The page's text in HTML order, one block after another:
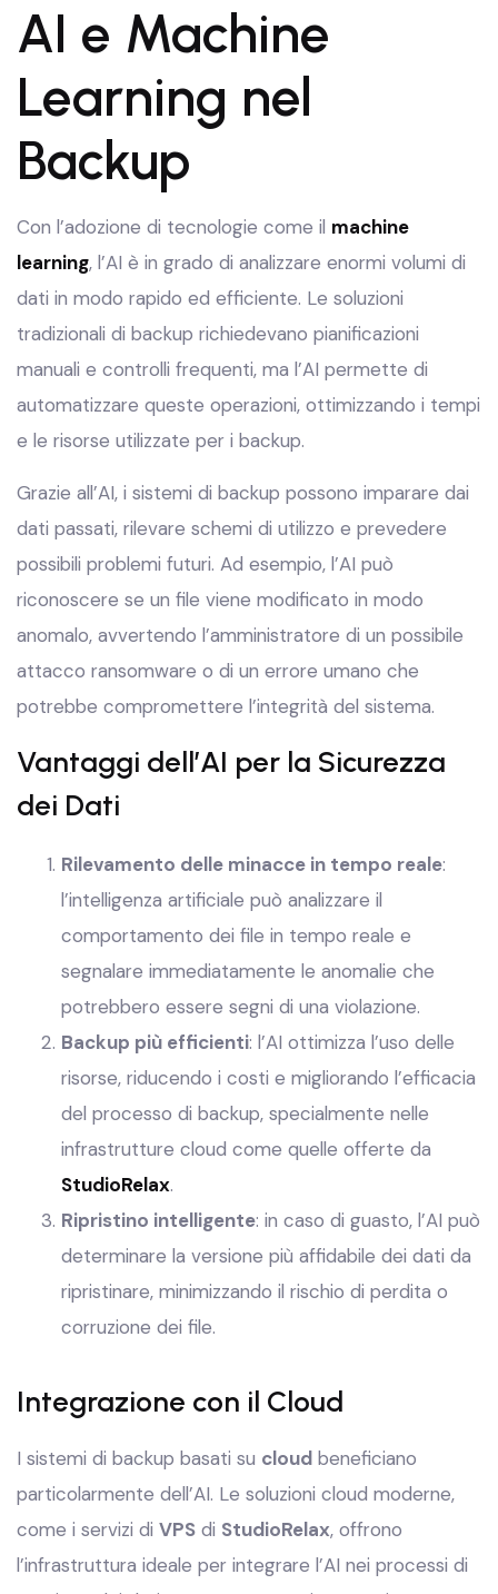
AI e Machine
Learning nel
Backup
Con l’adozione di tecnologie come il machine
learning, l’AI è in grado di analizzare enormi volumi di
dati in modo rapido ed efficiente. Le soluzioni
tradizionali di backup richiedevano pianificazioni
manuali e controlli frequenti, ma l’AI permette di
automatizzare queste operazioni, ottimizzando i tempi
e le risorse utilizzate per i backup.
Grazie all’AI, i sistemi di backup possono imparare dai
dati passati, rilevare schemi di utilizzo e prevedere
possibili problemi futuri. Ad esempio, l’AI può
riconoscere se un file viene modificato in modo
anomalo, avvertendo l’amministratore di un possibile
attacco ransomware o di un errore umano che
potrebbe compromettere l’integrità del sistema.
Vantaggi dell’AI per la Sicurezza
dei Dati
Rilevamento delle minacce in tempo reale:
l’intelligenza artificiale può analizzare il
comportamento dei file in tempo reale e
segnalare immediatamente le anomalie che
potrebbero essere segni di una violazione.
Backup più efficienti: l’AI ottimizza l’uso delle
risorse, riducendo i costi e migliorando l’efficacia
del processo di backup, specialmente nelle
infrastrutture cloud come quelle offerte da
StudioRelax.
Ripristino intelligente: in caso di guasto, l’AI può
determinare la versione più affidabile dei dati da
ripristinare, minimizzando il rischio di perdita o
corruzione dei file.
Integrazione con il Cloud
I sistemi di backup basati su cloud beneficiano
particolarmente dell’AI. Le soluzioni cloud moderne,
come i servizi di VPS di StudioRelax, offrono
l’infrastruttura ideale per integrare l’AI nei processi di